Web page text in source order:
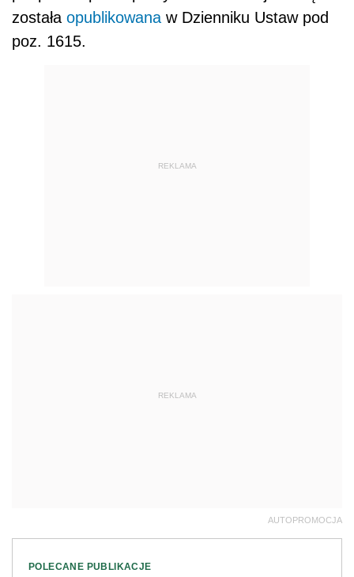
została opublikowana w Dzienniku Ustaw pod
poz. 1615.
REKLAMA
REKLAMA
AUTOPROMOCJA
POLECANE PUBLIKACJE